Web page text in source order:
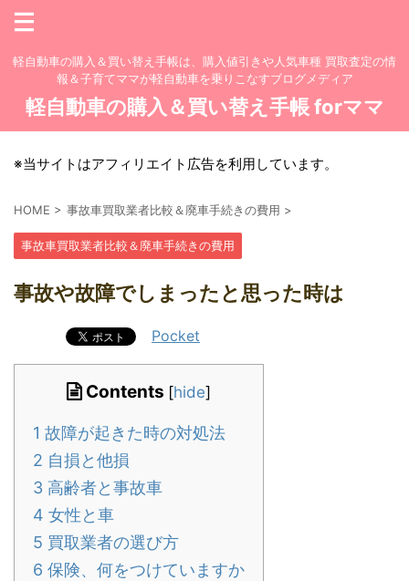
軽自動車の購入＆買い替え手帳は、購入値引きや人気車種 買取査定の情
報＆子育てママが軽自動車を乗りこなすブログメディア
軽自動車の購入＆買い替え手帳 forママ
※当サイトはアフィリエイト広告を利用しています。
HOME > 事故車買取業者比較＆廃車手続きの費用 >
事故車買取業者比較＆廃車手続きの費用
事故や故障でしまったと思った時は
Pocket
Contents [hide]
1 故障が起きた時の対処法
2 自損と他損
3 高齢者と事故車
4 女性と車
5 買取業者の選び方
6 保険、何をつけていますか